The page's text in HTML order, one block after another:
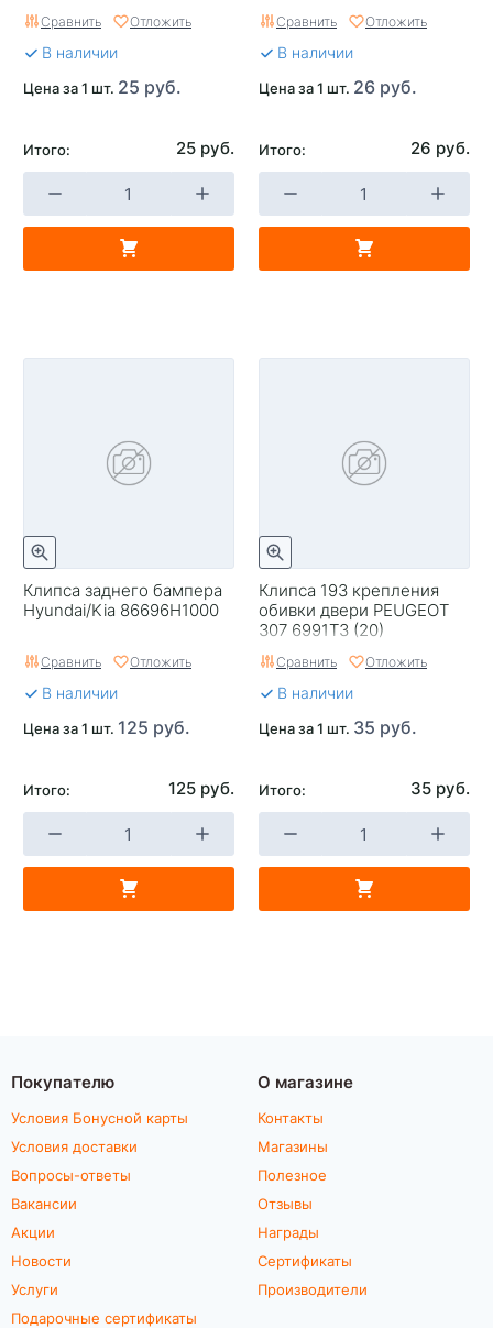
Сравнить Отложить
В наличии
Цена за 1 шт. 25 руб.
Итого: 25 руб.
Сравнить Отложить
В наличии
Цена за 1 шт. 26 руб.
Итого: 26 руб.
Клипса заднего бампера
Hyundai/Kia 86696H1000
Сравнить Отложить
В наличии
Цена за 1 шт. 125 руб.
Итого: 125 руб.
Клипса 193 крепления
обивки двери PEUGEOT
307 6991T3 (20)
Сравнить Отложить
В наличии
Цена за 1 шт. 35 руб.
Итого: 35 руб.
Покупателю
Условия Бонусной карты
Условия доставки
Вопросы-ответы
Вакансии
Акции
Новости
Услуги
Подарочные сертификаты
О магазине
Контакты
Магазины
Полезное
Отзывы
Награды
Сертификаты
Производители